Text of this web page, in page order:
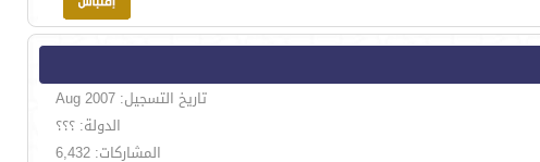
تاريخ التسجيل: Aug 2007
الدولة: ؟؟؟
المشاركات: 6,432